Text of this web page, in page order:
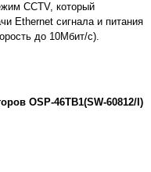
CCTV, который
Ethernet сигнала и питания
до 10Мбит/с).
OSP-46TB1(SW-60812/I)